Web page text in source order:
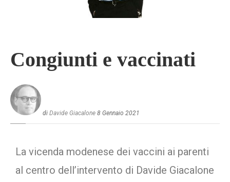
Congiunti e vaccinati
di Davide Giacalone 8 Gennaio 2021
La vicenda modenese dei vaccini ai parenti
al centro dell’intervento di Davide Giacalone